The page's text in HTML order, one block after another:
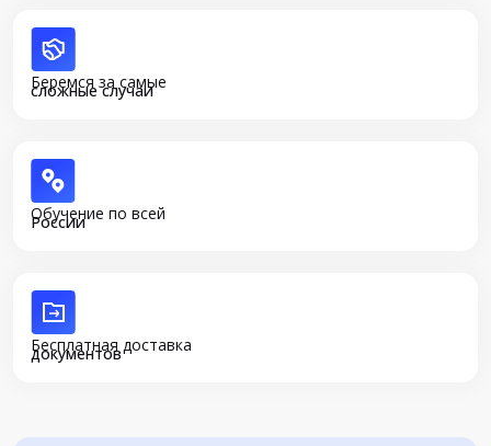
Беремся за самые
сложные случаи
Обучение по всей
России
Бесплатная доставка
документов